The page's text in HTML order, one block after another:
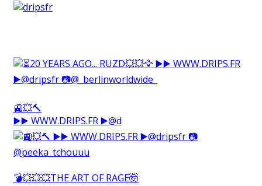
🚉💥🔨⁠
▶️▶️ WWW.DRIPS.FR ▶️@d
💣💥💥💥THE ART OF RAGE🤯⁠